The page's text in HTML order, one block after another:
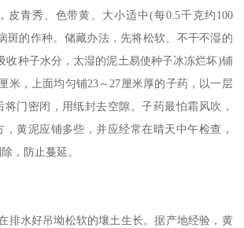
皮青秀、色带黄、大小适中(每0.5千克约100
斑的作种。储藏办法，先将松软、不干不湿的
收种子水分，太湿的泥土易使种子冰冻烂坏)铺
米，上面均匀铺23～27厘米厚的子药，以一层
门密闭，用纸封去空隙。子药最怕霜风吹，
黄泥应铺多些，并应经常在晴天中午检查，
，防止蔓延。
排水好吊坳松软的壤土生长。据产地经验，黄